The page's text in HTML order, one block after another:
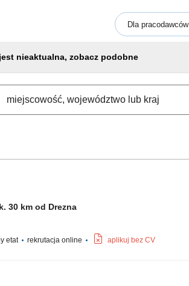
Dla pracodawców
nieaktualna, zobacz podobne
30 km od Drezna
etat rekrutacja online aplikuj bez CV